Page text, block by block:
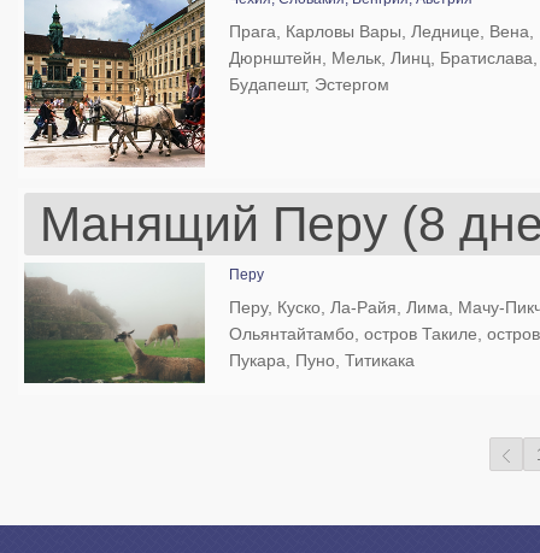
Прага, Карловы Вары, Леднице, Вена,
Дюрнштейн, Мельк, Линц, Братислава,
Будапешт, Эстергом
Манящий Перу (8
Перу
Перу, Куско, Ла-Райя, Лима, Мачу-
Ольянтайтамбо, остров Такиле,
Пукара, Пуно, Титикака